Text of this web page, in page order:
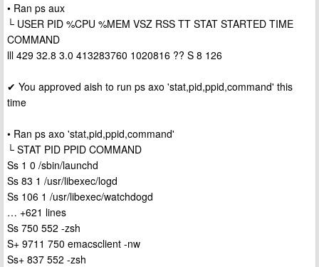
• Ran ps aux
└ USER PID %CPU %MEM VSZ RSS TT STAT STARTED TIME
COMMAND
lll 429 32.8 3.0 413283760 1020816 ?? S 8 126
✔ You approved aish to run ps axo 'stat,pid,ppid,command' this
time
• Ran ps axo 'stat,pid,ppid,command'
└ STAT PID PPID COMMAND
Ss 1 0 /sbin/launchd
Ss 83 1 /usr/libexec/logd
Ss 106 1 /usr/libexec/watchdogd
… +621 lines
Ss 750 552 -zsh
S+ 9711 750 emacsclient -nw
Ss+ 837 552 -zsh